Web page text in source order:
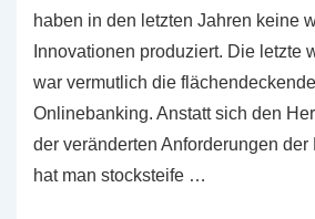
haben in den letzten Jahren keine
Innovationen produziert. Die letzte
war vermutlich die
Onlinebanking. Anstatt sich den
der veränderten Anforderungen
hat man stocksteife …